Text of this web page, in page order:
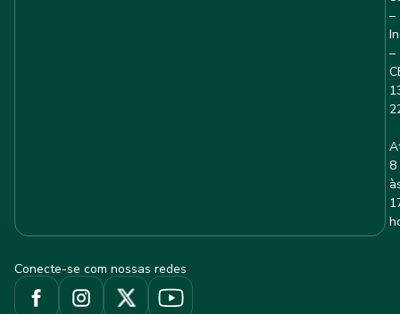
–
–
8
Conecte-se com nossas redes